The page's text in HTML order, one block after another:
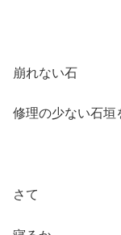
崩れない石
修理の少ない石垣
さて